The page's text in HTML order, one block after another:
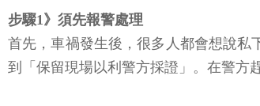
步驟1》須先報警處理
首先，車禍發生後，很多人都會想說私
到「保留現場以利警方採證」。在警方